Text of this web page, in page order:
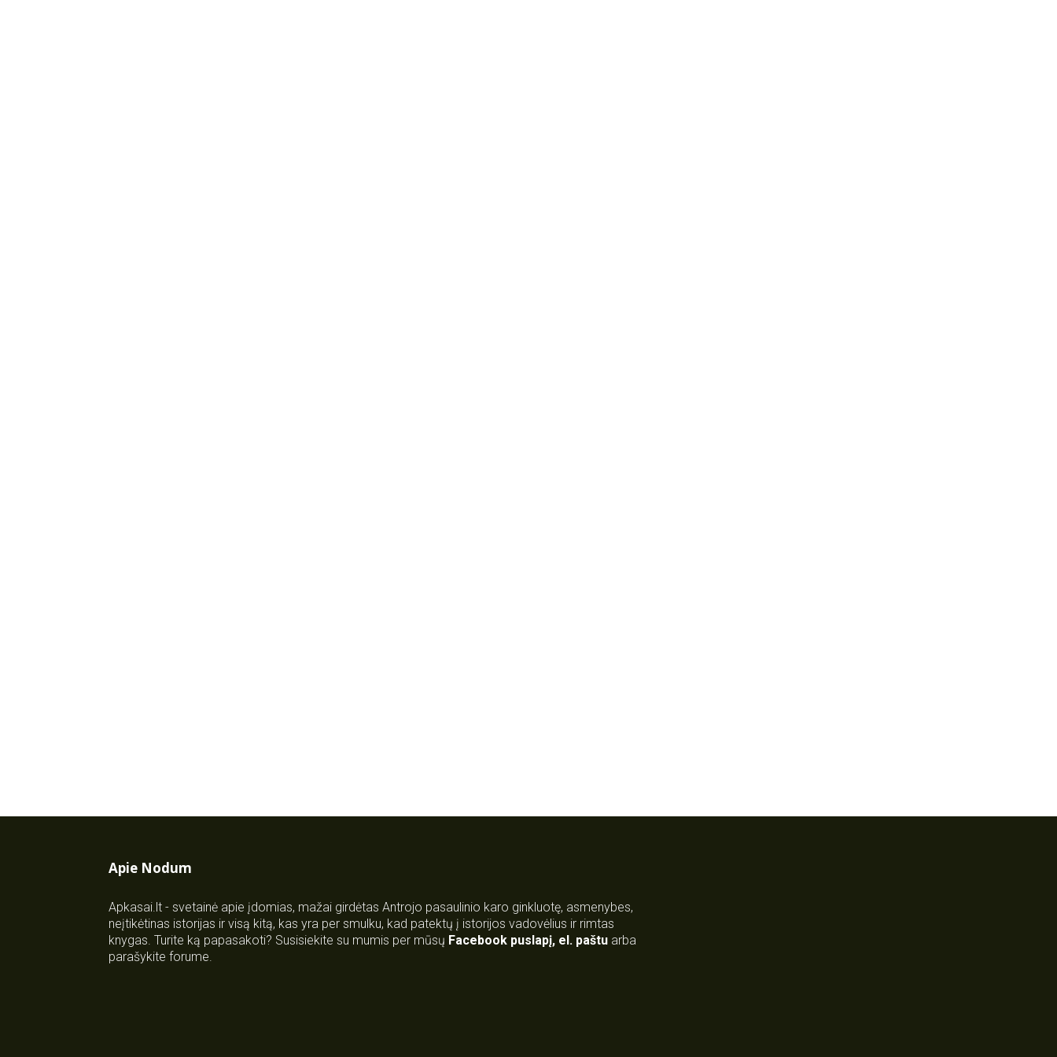
Apie Nodum
Apkasai.lt - svetainė apie įdomias, mažai girdėtas Antrojo pasaulinio karo ginkluotę, asmenybes,
neįtikėtinas istorijas ir visą kitą, kas yra per smulku, kad patektų į istorijos vadovėlius ir rimtas
knygas. Turite ką papasakoti? Susisiekite su mumis per mūsų Facebook puslapį, el. paštu arba
parašykite forume.